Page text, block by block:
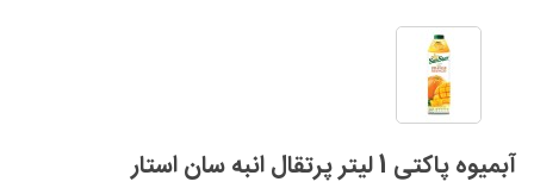
آبمیوه پاکتی 1 لیتر پرتقال انبه سان استار